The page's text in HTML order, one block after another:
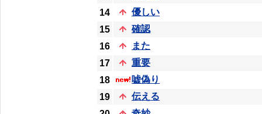
14
優しい
15
確認
16
また
17
重要
18
嘘偽り
19
伝える